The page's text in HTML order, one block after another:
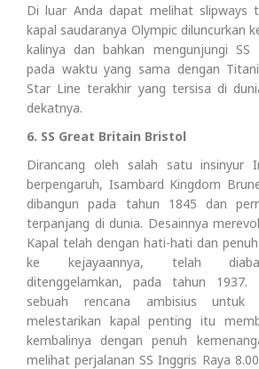
Di luar Anda dapat melihat slipways
kapal saudaranya Olympic diluncurkan
kalinya dan bahkan mengunjungi SS
pada waktu yang sama dengan
Star Line terakhir yang tersisa di
dekatnya.
6. SS Great Britain Bristol
Dirancang oleh salah satu insinyur
berpengaruh, Isambard Kingdom
dibangun pada tahun 1845 dan
terpanjang di dunia. Desainnya
Kapal telah dengan hati-hati dan
ke kejayaannya, telah
ditenggelamkan, pada tahun 1937.
sebuah rencana ambisius untuk
melestarikan kapal penting itu
kembalinya dengan penuh
melihat perjalanan SS Inggris Raya